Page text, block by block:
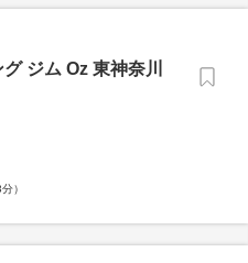
ジム Oz 東神奈川
）